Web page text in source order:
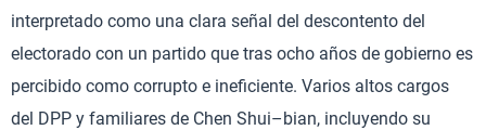
interpretado como una clara señal del descontento del
electorado con un partido que tras ocho años de gobierno es
percibido como corrupto e ineficiente. Varios altos cargos
del DPP y familiares de Chen Shui–bian, incluyendo su